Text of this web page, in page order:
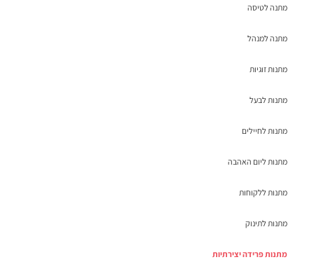
מתנה לטיסה
מתנה למנהל
מתנות זוגיות
מתנות לבעל
מתנות לחיילים
מתנות ליום האהבה
מתנות ללקוחות
מתנות לתינוק
מתנות פרידה יצירתיות